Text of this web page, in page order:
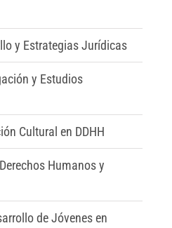
y Estrategias Jurídicas
y Estudios
Cultural en DDHH
Humanos y
de Jóvenes en